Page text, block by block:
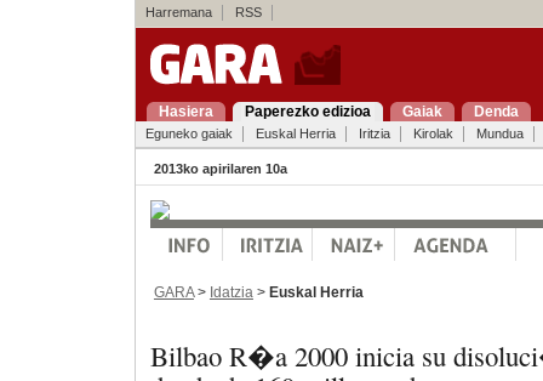
Harremana RSS
Hasiera Paperezko edizioa Gaiak Denda
Eguneko gaiak Euskal Herria Iritzia Kirolak Mundua
2013ko apirilaren 10a
GARA> Idatzia > Euskal Herria
Bilbao R�a 2000 inicia su